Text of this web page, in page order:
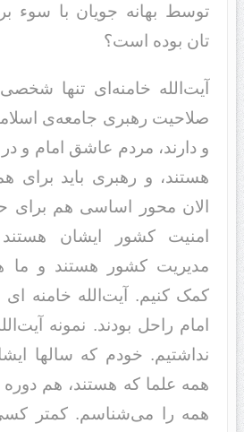
توسط بهانه جویان با سوء
تان بود‌‌ه است؟
آیت‌الله خامنه‌ای تنها
صلاحیت رهبری جامعه‌ی
و د‌‌ارند‌‌، مرد‌‌م عاشق امام و
هستند‌‌، و رهبری باید‌‌ برای
الان محور اساسی هم برای
امنیت کشور ایشان
مد‌یریت کشور هستند‌ و ما
کمک کنیم. آیت‌الله خامنه
امام راحل بودند. نمونه
نداشتیم. خودم که سالها
همه علما که هستند، هم دوره
همه را می‌شناسم. کمتر